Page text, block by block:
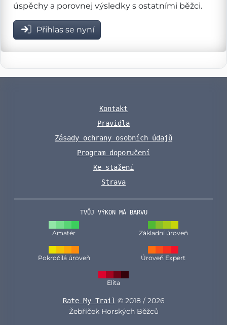
úspěchy a porovnej výsledky s ostatními běžci.
Přihlas se nyní
Kontakt
Pravidla
Zásady ochrany osobních údajů
Program doporučení
Ke stažení
Strava
TVŮJ VÝKON MÁ BARVU
Amatér Základní úroveň
Pokročilá úroveň Úroveň Expert
Elita
Rate My Trail © 2018 / 2026
Žebříček Horských Běžců